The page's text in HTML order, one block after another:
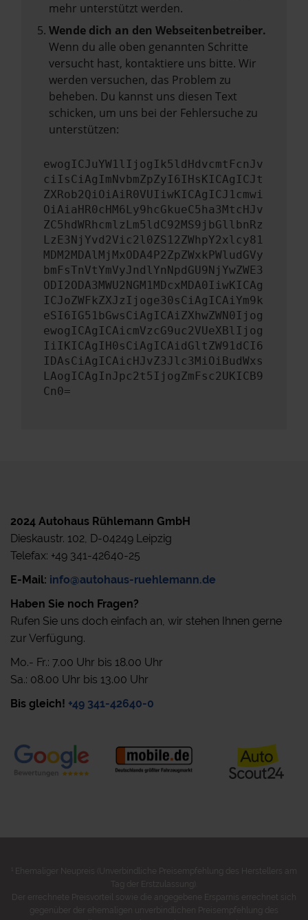
mehr unterstützt werden.
Wende dich an den Webseitenbetreiber.
Wenn du alle oben genannten Schritte
versucht hast, kontaktiere uns bitte. Wir
werden versuchen, das Problem zu
beheben. Du kannst uns diesen Text
schicken, um uns bei der Fehlersuche zu
unterstützen:
ewogICJuYW1lIjogIk5ldHdvcmtFcnJv
ciIsCiAgImNvbmZpZyI6IHsKICAgICJt
ZXRob2QiOiAiR0VUIiwKICAgICJ1cmwi
OiAiaHR0cHM6Ly9hcGkueC5ha3MtcHJv
ZC5hdWRhcmlzLm5ldC92MS9jbGllbnRz
LzE3NjYvd2Vic2l0ZS12ZWhpY2xlcy81
MDM2MDAlMjMxODA4P2ZpZWxkPWludGVy
bmFsTnVtYmVyJndlYnNpdGU9NjYwZWE3
ODI2ODA3MWU2NGM1MDcxMDA0IiwKICAg
ICJoZWFkZXJzIjoge30sCiAgICAiYm9k
eSI6IG51bGwsCiAgICAiZXhwZWN0Ijog
ewogICAgICAicmVzcG9uc2VUeXBlIjog
IiIKICAgIH0sCiAgICAidGltZW91dCI6
IDAsCiAgICAicHJvZ3Jlc3MiOiBudWxs
LAogICAgInJpc2t5IjogZmFsc2UKICB9
Cn0=
2024 Autohaus Rühlemann GmbH
Dieskaustr. 102, D-04249 Leipzig
Telefax: +49 341-42640-25
E-Mail: info@autohaus-ruehlemann.de
Haben Sie noch Fragen?
Rufen Sie uns doch einfach an, wir stehen Ihnen gerne
zur Verfügung.
Mo.- Fr.: 7.00 Uhr bis 18.00 Uhr
Sa.: 08.00 Uhr bis 13.00 Uhr
Bis gleich! +49 341-42640-0
Ehemaliger Neupreis (Unverbindliche Preisempfehlung des Herstellers am
Tag der Erstzulassung).
Der errechnete Preisvorteil sowie die angegebene Ersparnis errechnet sich
gegenüber der ehemaligen unverbindlichen Preisempfehlung des